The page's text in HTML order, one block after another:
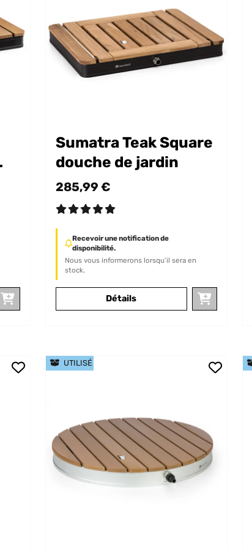
Sumatra Teak Square
douche de jardin
285,99 €
Recevoir une notification de
disponibilité.
Nous vous informerons lorsqu’il sera en
stock.
Détails
UTILISÉ